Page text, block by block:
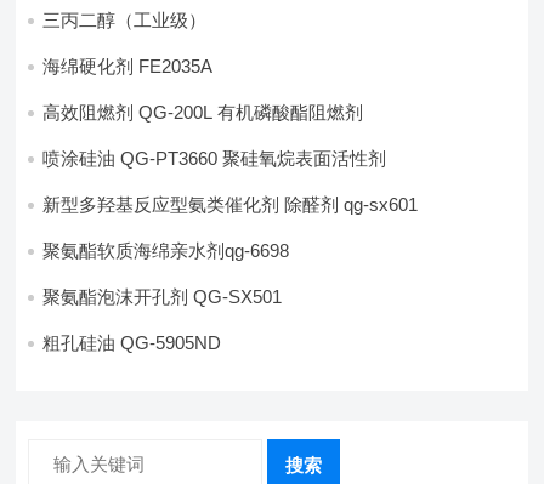
三丙二醇（工业级）
海绵硬化剂 FE2035A
高效阻燃剂 QG-200L 有机磷酸酯阻燃剂
喷涂硅油 QG-PT3660 聚硅氧烷表面活性剂
新型多羟基反应型氨类催化剂 除醛剂 qg-sx601
聚氨酯软质海绵亲水剂qg-6698
聚氨酯泡沫开孔剂 QG-SX501
粗孔硅油 QG-5905ND
搜索